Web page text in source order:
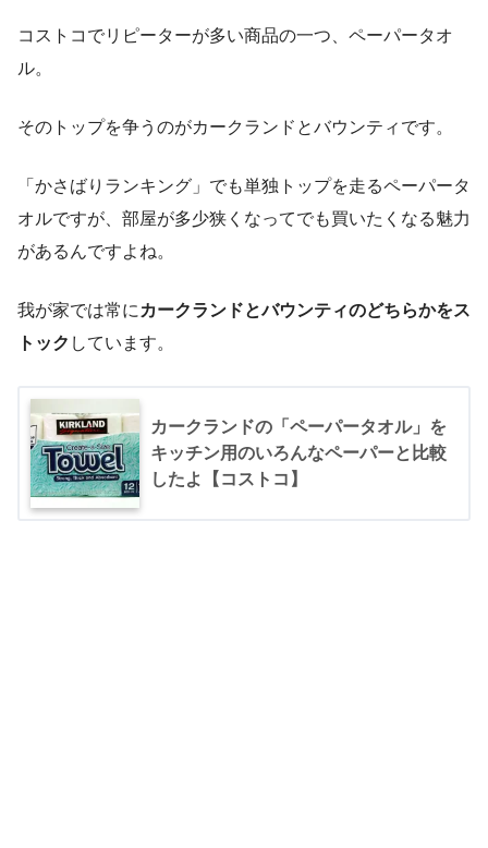
コストコでリピーターが多い商品の一つ、ペーパータオ
ル。
そのトップを争うのがカークランドとバウンティです。
「かさばりランキング」でも単独トップを走るペーパータ
オルですが、部屋が多少狭くなってでも買いたくなる魅力
があるんですよね。
我が家では常に カークランドとバウンティのどちらかをス
トック しています。
カークランドの「ペーパータオル」を
キッチン用のいろんなペーパーと比較
したよ【コストコ】